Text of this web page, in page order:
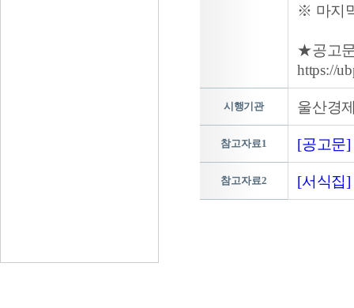
※ 마지
★공고
https://
시행기관 울산경
참고자료1 [공고문]
참고자료2 [서식집]